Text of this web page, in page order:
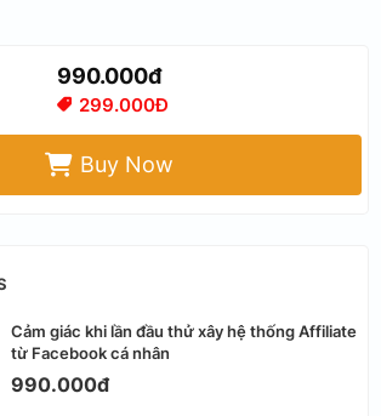
990.000đ
299.000Đ
Buy Now
Cảm giác khi lần đầu thử xây hệ thống Affiliate
từ Facebook cá nhân
990.000đ